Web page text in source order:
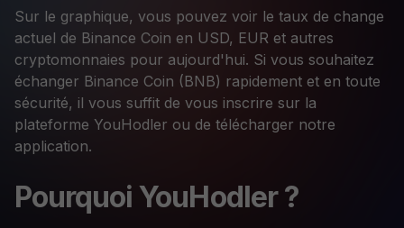
Sur le graphique, vous pouvez voir le taux de change
actuel de Binance Coin en USD, EUR et autres
cryptomonnaies pour aujourd'hui. Si vous souhaitez
échanger Binance Coin (BNB) rapidement et en toute
sécurité, il vous suffit de vous inscrire sur la
plateforme YouHodler ou de télécharger notre
application.
Pourquoi YouHodler ?